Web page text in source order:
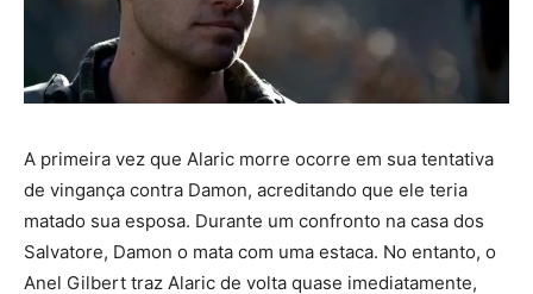
A primeira vez que Alaric morre ocorre em sua tentativa
de vingança contra Damon, acreditando que ele teria
matado sua esposa. Durante um confronto na casa dos
Salvatore, Damon o mata com uma estaca. No entanto, o
Anel Gilbert traz Alaric de volta quase imediatamente,